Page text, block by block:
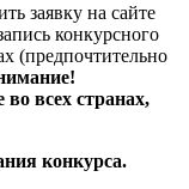
заявку на сайте
конкурсного
(предпочтительно
во всех странах,
конкурса.